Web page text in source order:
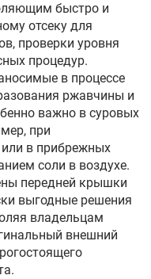
быстро и
отсеку для
проверки уровня
процедур.
в процессе
ржавчины и
важно в суровых
при
в прибрежных
соли в воздухе.
передней крышки
выгодные решения
владельцам
внешний